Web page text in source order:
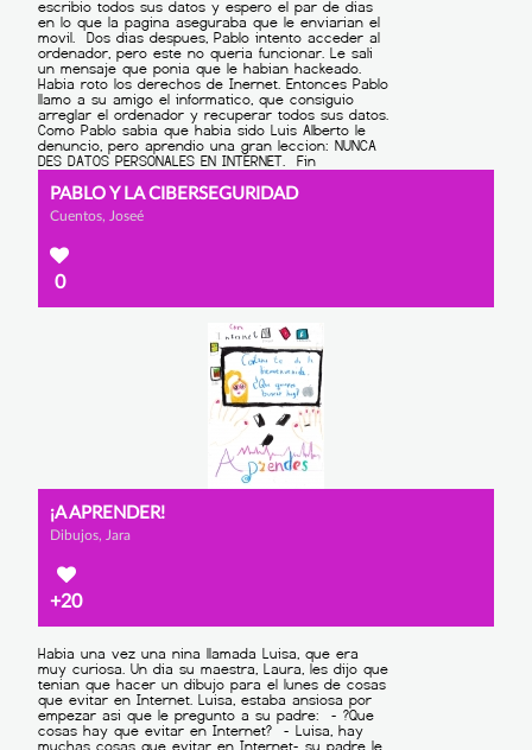
PABLO Y LA CIBERSEGURIDAD
Cuentos, Joseé
0
¡A APRENDER!
Dibujos, Jara
+20